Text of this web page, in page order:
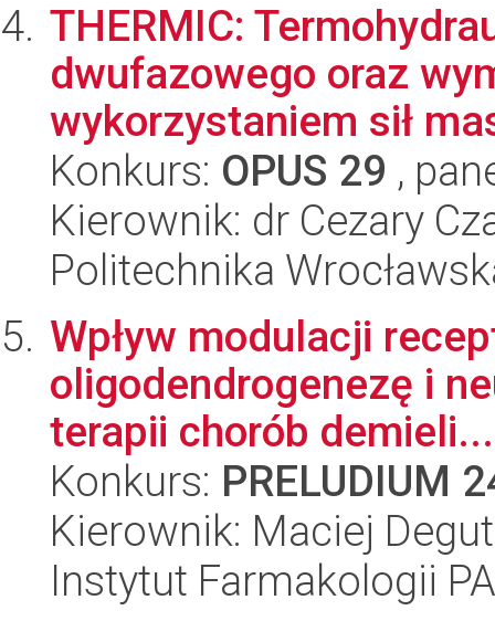
THERMIC:
dwufazowego oraz
wykorzystaniem sił
Konkurs: OPUS 29 ,
Kierownik: dr Cezary
Politechnika
Wpływ modulacji
oligodendrogenezę i
terapii chorób demieli...
Konkurs: PRELUDIUM
Kierownik: Maciej
Instytut Farmakologii